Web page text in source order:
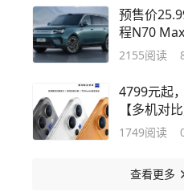
预售价
程N70
式SUV发布
2155阅读
4799元起
【多机对
10000mAh
1749阅读
查看更多